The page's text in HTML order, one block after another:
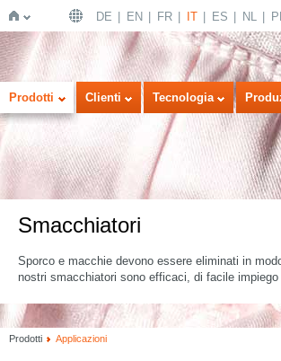
Home
DE EN FR IT ES NL
Prodotti Clienti Tecnologia
Smacchiatori
Sporco e macchie devono essere eliminati in
nostri smacchiatori sono efficaci, di facile
Prodotti Applicazioni